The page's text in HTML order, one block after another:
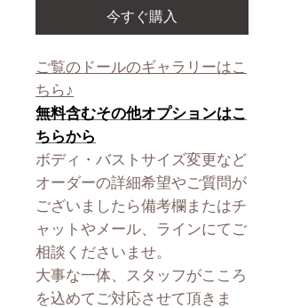
今すぐ購入
ご覧のドールのギャラリーはこ
ちら♪
無料含むその他オプションはこ
ちらから
ボディ・バストサイズ変更など
オーダーの詳細希望やご質問が
ございましたら備考欄またはチ
ャットやメール、ラインにてご
相談くださいませ。
大事な一体、スタッフがこころ
を込めてご対応させて頂きま